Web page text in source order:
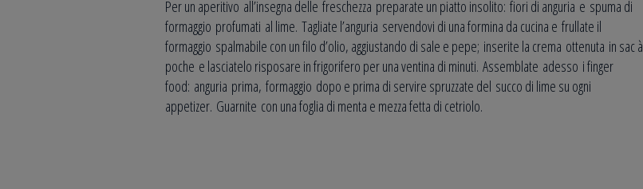
Per un aperitivo all’insegna delle freschezza preparate un piatto insolito: fiori di anguria e spuma di
formaggio profumati al lime. Tagliate l’anguria servendovi di una formina da cucina e frullate il
formaggio spalmabile con un filo d’olio, aggiustando di sale e pepe; inserite la crema ottenuta in sac à
poche e lasciatelo risposare in frigorifero per una ventina di minuti. Assemblate adesso i finger
food: anguria prima, formaggio dopo e prima di servire spruzzate del succo di lime su ogni
appetizer. Guarnite con una foglia di menta e mezza fetta di cetriolo.